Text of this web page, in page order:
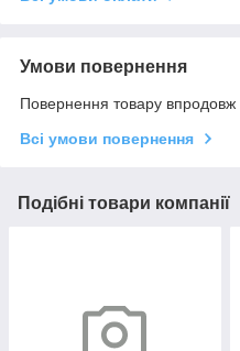
Умови повернення
Повернення товару впродовж
Всі умови повернення
Подібні товари компанії